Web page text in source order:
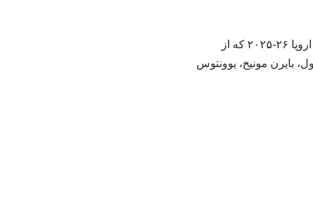
به گزارش خبرگزاری فرهنگ قرآن پژوهی در شمال؛ در آخرین بازی‌های هفته هفتم لیگ قهرمانان اروپا ۲۶-۲۰۲۵ که از
بایرن مونیخ، یوونتوس